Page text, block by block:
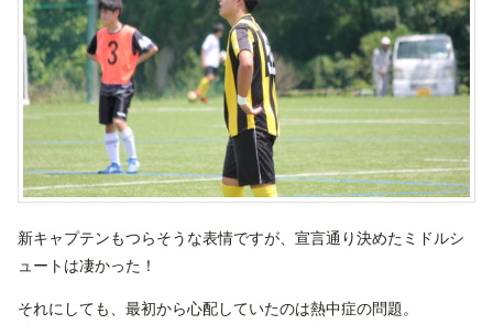
新キャプテンもつらそうな表情ですが、宣言通り決めたミドルシ
ュートは凄かった！
それにしても、最初から心配していたのは熱中症の問題。